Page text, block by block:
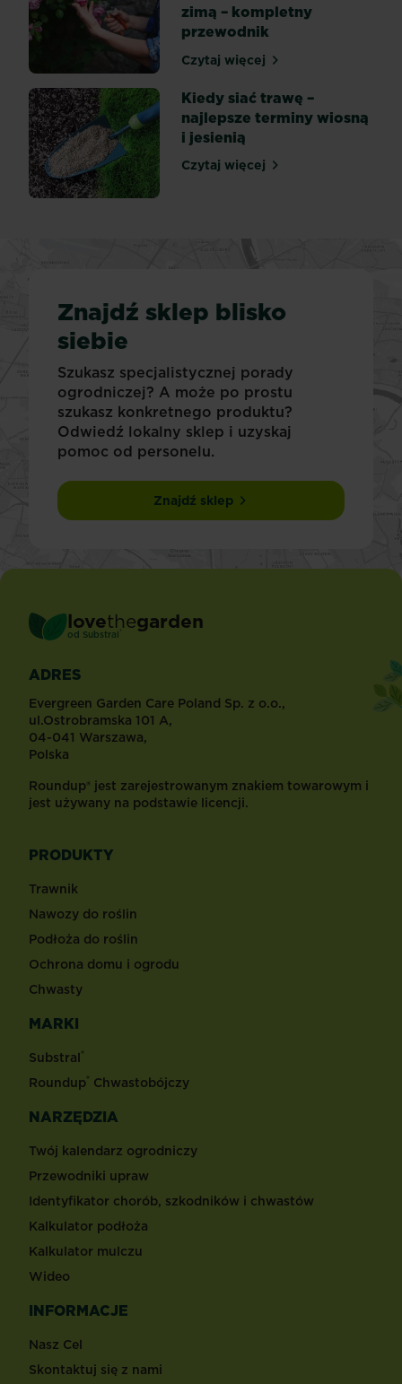
zimą – kompletny
przewodnik
Czytaj więcejKiedy przycinać róże na
Kiedy siać trawę –
najlepsze terminy wiosną
i jesienią
Czytaj więcejKiedy siać trawę –
Znajdź sklep blisko
siebie
Szukasz specjalistycznej porady
ogrodniczej? A może po prostu
szukasz konkretnego produktu?
Odwiedź lokalny sklep i uzyskaj
pomoc od personelu.
Znajdź sklep
lovethegarden
od Substral ®
ADRES
Evergreen Garden Care Poland Sp. z o.o.,
ul.Ostrobramska 101 A,
04-041 Warszawa,
Polska
Roundup® jest zarejestrowanym znakiem towarowym i
jest używany na podstawie licencji.
PRODUKTY
Trawnik
Nawozy do roślin
Podłoża do roślin
Ochrona domu i ogrodu
Chwasty
MARKI
Substral®
Roundup® Chwastobójczy
NARZĘDZIA
Twój kalendarz ogrodniczy
Przewodniki upraw
Identyfikator chorób, szkodników i chwastów
Kalkulator podłoża
Kalkulator mulczu
Wideo
INFORMACJE
Nasz Cel
Skontaktuj się z nami